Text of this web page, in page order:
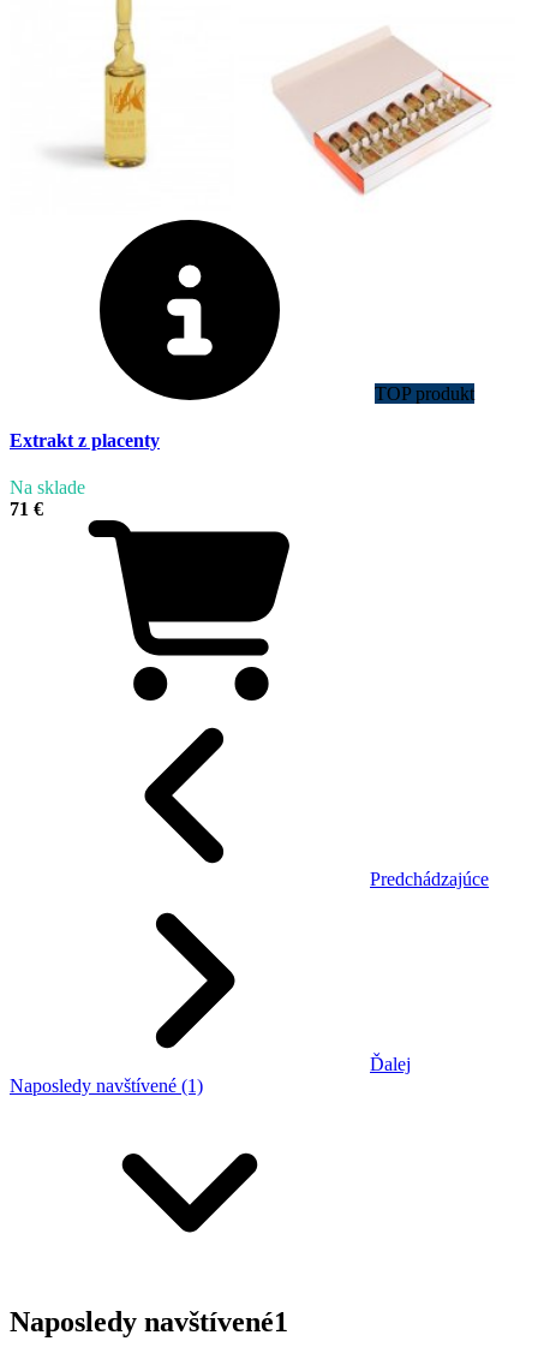
TOP produkt
Extrakt z placenty
Na sklade
71 €
Predchádzajúce
Ďalej
Naposledy navštívené (1)
Naposledy navštívené1